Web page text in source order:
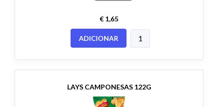
€ 1,65
ADICIONAR
LAYS CAMPONESAS 122G